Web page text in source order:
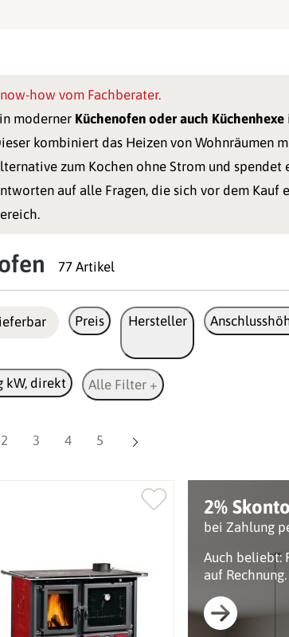
how vom Fachberater.
moderner Küchenofen oder auch Küchenhexe
kombiniert das Heizen von Wohnräumen
zum Kochen ohne Strom und
auf alle Fragen, die sich vor dem Kauf
77 Artikel
Preis Hersteller
kW, direkt Alle Filter +
Seite
2 Seite
3 Seite
4 Seite
5
2% Skonto
bei Zahlung
Auch beliebt:
auf Rechnung.